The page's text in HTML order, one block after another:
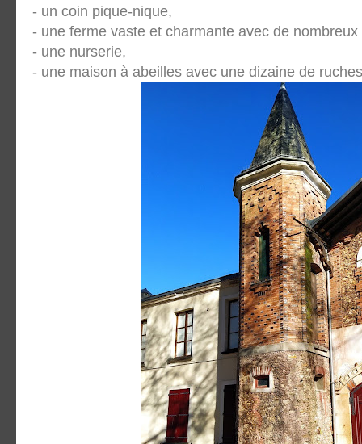
- un coin pique-nique,
- une ferme vaste et charmante avec de
- une nurserie,
- une maison à abeilles avec une dizaine de